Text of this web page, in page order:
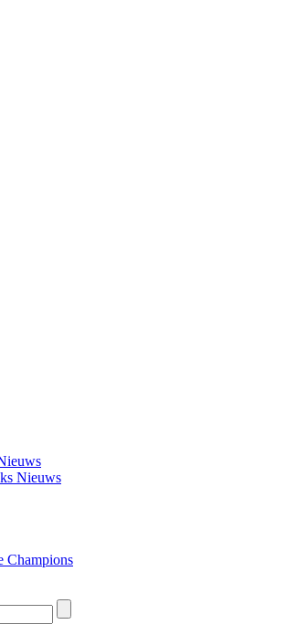
Nieuws
Champions